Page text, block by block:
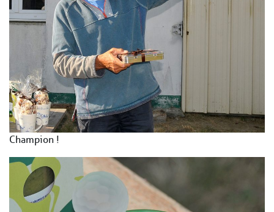
Champion !